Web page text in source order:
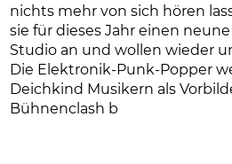
nichts mehr von sich hören
sie für dieses Jahr einen
Studio an und wollen wieder
Die Elektronik-Punk-Popper
Deichkind Musikern als
Bühnenclash b